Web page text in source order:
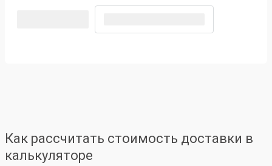
Как рассчитать стоимость доставки в
калькуляторе